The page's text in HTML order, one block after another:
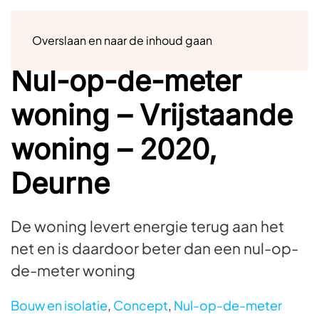
Overslaan en naar de inhoud gaan
Nul-op-de-meter
woning – Vrijstaande
woning – 2020,
Deurne
De woning levert energie terug aan het
net en is daardoor beter dan een nul-op-
de-meter woning
Bouw en isolatie, Concept, Nul-op-de-meter